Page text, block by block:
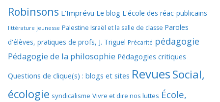
Robinsons L'Imprévu Le blog L'école des réac-publicains
littérature jeunesse Palestine Israël et la salle de classe Paroles
d'élèves, pratiques de profs, J. Triguel Précarité pédagogie
Pédagogie de la philosophie Pédagogies critiques
Questions de clique(s) : blogs et sites RevuesSocial,
écologie syndicalisme Vivre et dire nos luttes École,